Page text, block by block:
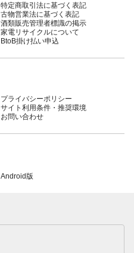
特定商取引法に基づく表記
古物営業法に基づく表記
酒類販売管理者標識の掲示
家電リサイクルについて
BtoB掛け払い申込
プライバシーポリシー
サイト利用条件・推奨環境
お問い合わせ
Android版